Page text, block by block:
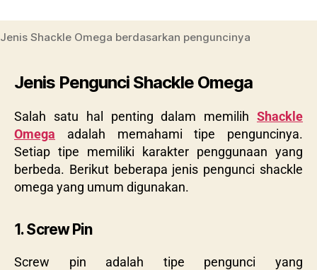
Jenis Shackle Omega berdasarkan penguncinya
Jenis Pengunci Shackle Omega
Salah satu hal penting dalam memilih Shackle
Omega adalah memahami tipe penguncinya.
Setiap tipe memiliki karakter penggunaan yang
berbeda. Berikut beberapa jenis pengunci shackle
omega yang umum digunakan.
1. Screw Pin
Screw pin adalah tipe pengunci yang